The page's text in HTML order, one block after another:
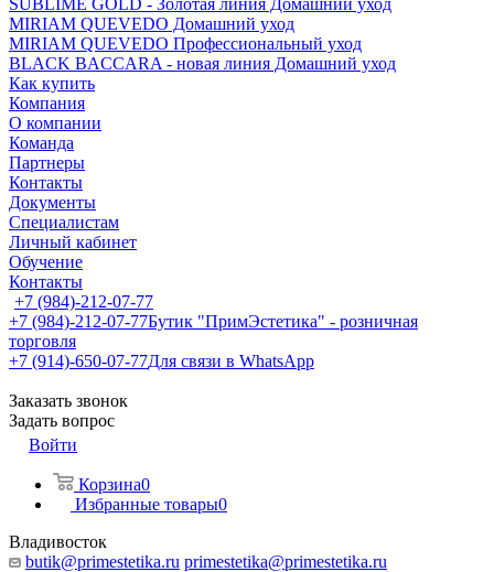
SUBLIME GOLD - Золотая линия Домашний уход
MIRIAM QUEVEDO Домашний уход
MIRIAM QUEVEDO Профессиональный уход
BLACK BACCARA - новая линия Домашний уход
Как купить
Компания
О компании
Команда
Партнеры
Контакты
Документы
Специалистам
Личный кабинет
Обучение
Контакты
+7 (984)-212-07-77
+7 (984)-212-07-77Бутик "ПримЭстетика" - розничная
торговля
+7 (914)-650-07-77Для связи в WhatsApp
Заказать звонок
Задать вопрос
Войти
Корзина0
Избранные товары0
Владивосток
butik@primestetika.ru primestetika@primestetika.ru